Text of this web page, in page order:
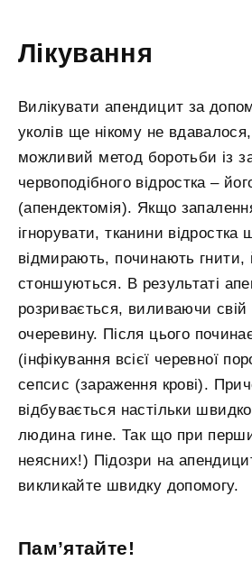
Лікування
Вилікувати апендицит за
уколів ще нікому не
можливий метод боротьби із
червоподібного відростка –
(апендектомія). Якщо
ігнорувати, тканини відростка
відмирають, починають гнити,
стоншуються. В результаті
розривається, виливаючи свій
очеревину. Після цього
(інфікування всієї черевної
сепсис (зараження крові).
відбувається настільки
людина гине. Так що при
неясних!) Підозри на
викликайте швидку допомогу.
Пам’ятайте!